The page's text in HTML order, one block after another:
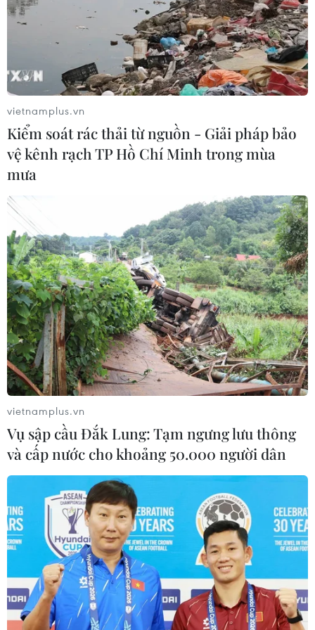
sát
Xem thêm
Tổng Biên tập: TRẦN TIẾN DUẨN
Phó Tổng Biên tập: NGUYỄN THỊ TÁM, KHÚC THANH
THỦY
Sở hữu trí tuệ
Quy định sử dụng
RSS
Hỗ trợ
Ngôn ngữ
TTXVN
Dịch vụ tin
Quảng cáo
Liên hệ
cấp ngày 11/9/2008.
Quảng cáo: Phó TBT Nguyễn Thị Tám: 093.5958688, Email:
tamvna@gmail.com
Điện thoại: (024) 39411349 - (024) 39411348, Fax: (024)
39411348
Email:vietnamplus2008@gmail.com
© Bản quyền thuộc về VietnamPlus, TTXVN. Cấm sao chép dưới
mọi hình thức nếu không có sự chấp thuận bằng văn bản.
vietnamplus.vn
Kiểm soát rác thải từ nguồn - Giải pháp bảo
vệ kênh rạch TP Hồ Chí Minh trong mùa
mưa
vietnamplus.vn
Vụ sập cầu Đắk Lung: Tạm ngưng lưu thông
và cấp nước cho khoảng 50.000 người dân